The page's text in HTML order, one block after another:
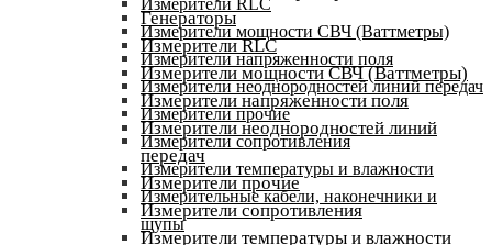
Измерители RLC
Измерители мощности СВЧ (Ваттметры)
Измерители напряженности поля
Измерители неоднородностей линий передач
Измерители прочие
Измерители сопротивления
Измерители температуры и влажности
Измерительные кабели, наконечники и
щупы
Генераторы
Измерители RLC
Измерители мощности СВЧ (Ваттметры)
Измерители напряженности поля
Измерители неоднородностей линий
передач
Измерители прочие
Измерители сопротивления
Измерители температуры и влажности